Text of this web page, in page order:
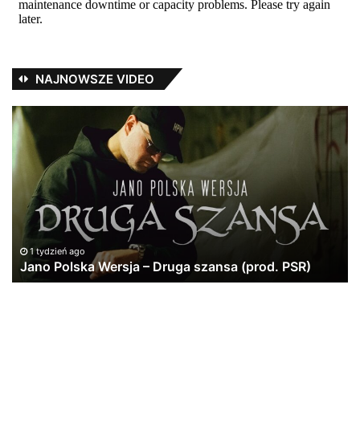
NAJNOWSZE VIDEO
Jano
Polska
Wersja
Druga
szansa
(prod.
1 tydzień ago
Jano Polska Wersja – Druga szansa (prod. PSR)